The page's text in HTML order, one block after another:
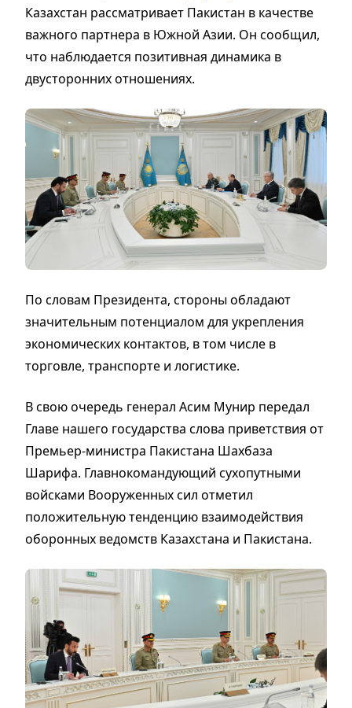
Казахстан рассматривает Пакистан в качестве
важного партнера в Южной Азии. Он сообщил,
что наблюдается позитивная динамика в
двусторонних отношениях.
По словам Президента, стороны обладают
значительным потенциалом для укрепления
экономических контактов, в том числе в
торговле, транспорте и логистике.
В свою очередь генерал Асим Мунир передал
Главе нашего государства слова приветствия от
Премьер-министра Пакистана Шахбаза
Шарифа. Главнокомандующий сухопутными
войсками Вооруженных сил отметил
положительную тенденцию взаимодействия
оборонных ведомств Казахстана и Пакистана.